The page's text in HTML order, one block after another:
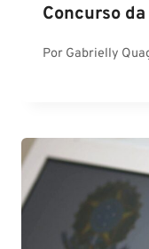
Concurso
Por Gabrielly